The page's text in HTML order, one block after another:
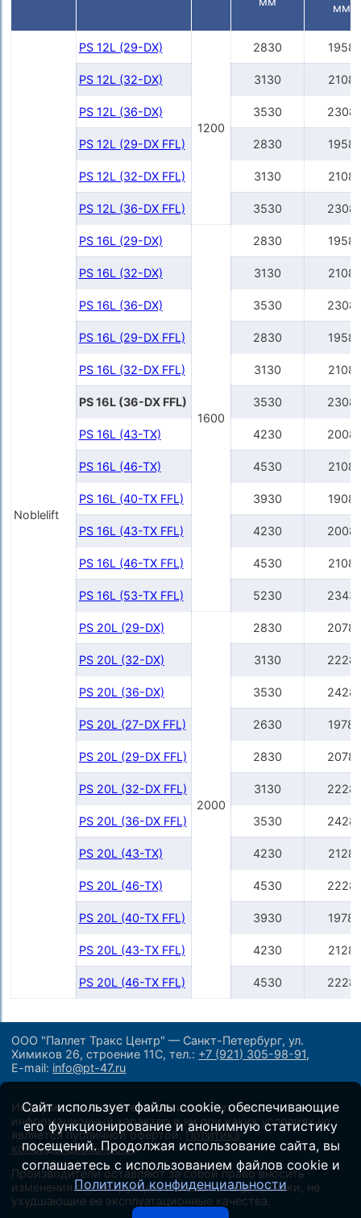
мм
Noblelift
PS 12L (29-DX)
1200
2830 1958
PS 12L (32-DX) 3130 2108
PS 12L (36-DX) 3530 2308
PS 12L (29-DX FFL) 2830 1958
PS 12L (32-DX FFL) 3130 2108
PS 12L (36-DX FFL) 3530 2308
PS 16L (29-DX)
1600
2830 1958
PS 16L (32-DX) 3130 2108
PS 16L (36-DX) 3530 2308
PS 16L (29-DX FFL) 2830 1958
PS 16L (32-DX FFL) 3130 2108
PS 16L (36-DX FFL) 3530 2308
PS 16L (43-TX) 4230 2008
PS 16L (46-TX) 4530 2108
PS 16L (40-TX FFL) 3930 1908
PS 16L (43-TX FFL) 4230 2008
PS 16L (46-TX FFL) 4530 2108
PS 16L (53-TX FFL) 5230 2343
PS 20L (29-DX)
2000
2830 2078
PS 20L (32-DX) 3130 2228
PS 20L (36-DX) 3530 2428
PS 20L (27-DX FFL) 2630 1978
PS 20L (29-DX FFL) 2830 2078
PS 20L (32-DX FFL) 3130 2228
PS 20L (36-DX FFL) 3530 2428
PS 20L (43-TX) 4230 2128
PS 20L (46-TX) 4530 2228
PS 20L (40-TX FFL) 3930 1978
PS 20L (43-TX FFL) 4230 2128
PS 20L (46-TX FFL) 4530 2228
ООО "Паллет Тракс Центр" — Санкт-Петербург, ул.
Химиков 26, строение 11С,тел.: +7 (921) 305-98-91,
E-mail: info@pt-47.ru
Информация на сайте носит исключительно
информационный характер и ни при каких условиях не
является публичной офертой. Политика
конфиденциальности.
Производители оставляют за собой право вносить
изменения в конструкцию и внешний вид техники, не
ухудшающие ее эксплуатационные качества.
Сайт использует файлы cookie, обеспечивающие
его функционирование и анонимную статистику
посещений. Продолжая использование сайта, вы
соглашаетесь с использованием файлов cookie и
Политикой конфиденциальности